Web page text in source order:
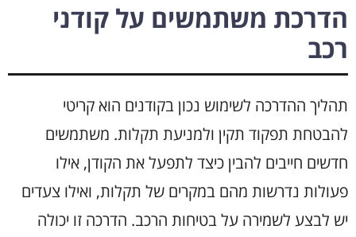
הדרכת משתמשים על קודני
רכב
תהליך ההדרכה לשימוש נכון בקודנים הוא קריטי
להבטחת תפקוד תקין ולמניעת תקלות. משתמשים
חדשים חייבים להבין כיצד לתפעל את הקודן, אילו
פעולות נדרשות מהם במקרים של תקלות, ואילו צעדים
יש לבצע לשמירה על בטיחות הרכב. הדרכה זו יכולה